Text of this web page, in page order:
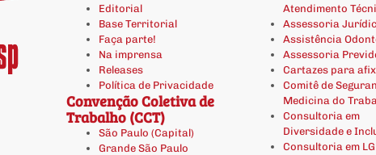
Editorial
Base Territorial
Faça parte!
Na imprensa
Releases
Política de Privacidade
Convenção Coletiva de
Trabalho (CCT)
São Paulo (Capital)
Grande São Paulo
Atendimento
Assessoria
Assistência
Assessoria
Cartazes para
Comitê de
Medicina do
Consultoria em
Diversidade e
Consultoria em